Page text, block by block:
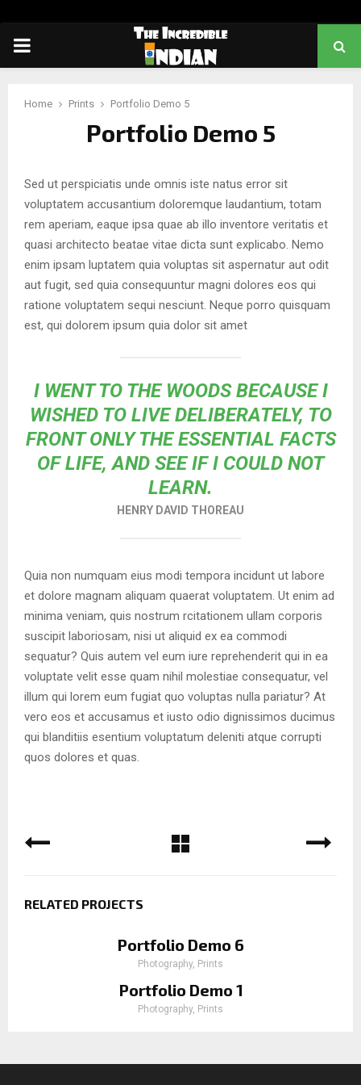
PRIMARY
Home Prints Portfolio Demo 5
Portfolio Demo 5
Sed ut perspiciatis unde omnis iste natus error sit
voluptatem accusantium doloremque laudantium, totam
rem aperiam, eaque ipsa quae ab illo inventore veritatis et
quasi architecto beatae vitae dicta sunt explicabo. Nemo
enim ipsam luptatem quia voluptas sit aspernatur aut odit
aut fugit, sed quia consequuntur magni dolores eos qui
ratione voluptatem sequi nesciunt. Neque porro quisquam
est, qui dolorem ipsum quia dolor sit amet
I WENT TO THE WOODS BECAUSE I
WISHED TO LIVE DELIBERATELY, TO
FRONT ONLY THE ESSENTIAL FACTS
OF LIFE, AND SEE IF I COULD NOT
LEARN.
HENRY DAVID THOREAU
Quia non numquam eius modi tempora incidunt ut labore
et dolore magnam aliquam quaerat voluptatem. Ut enim ad
minima veniam, quis nostrum rcitationem ullam corporis
suscipit laboriosam, nisi ut aliquid ex ea commodi
sequatur? Quis autem vel eum iure reprehenderit qui in ea
voluptate velit esse quam nihil molestiae consequatur, vel
illum qui lorem eum fugiat quo voluptas nulla pariatur? At
vero eos et accusamus et iusto odio dignissimos ducimus
qui blanditiis esentium voluptatum deleniti atque corrupti
quos dolores et quas.
RELATED PROJECTS
Portfolio Demo 6
Photography, Prints
Portfolio Demo 1
Photography, Prints